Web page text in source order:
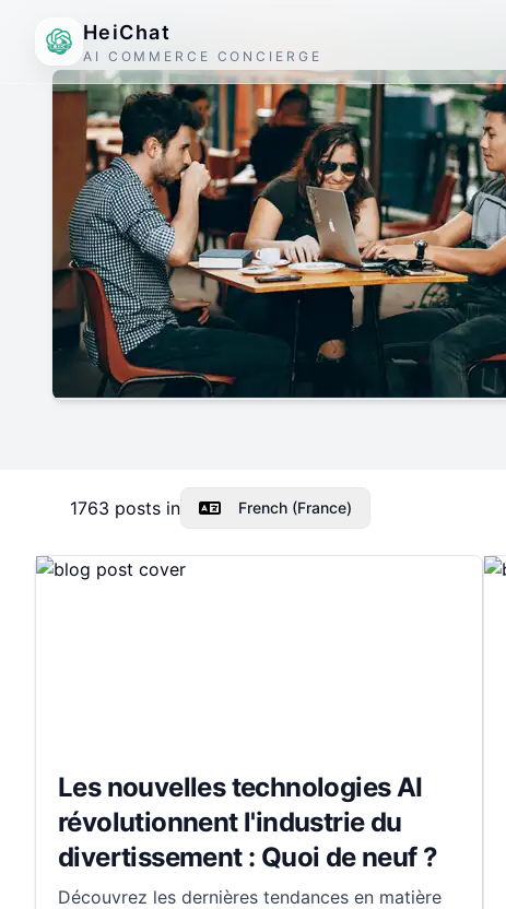
HeiChat
AI COMMERCE CONCIERGE
1763 posts in French (France)
Les nouvelles technologies AI
révolutionnent l'industrie du
divertissement : Quoi de neuf ?
Découvrez les dernières tendances en matière